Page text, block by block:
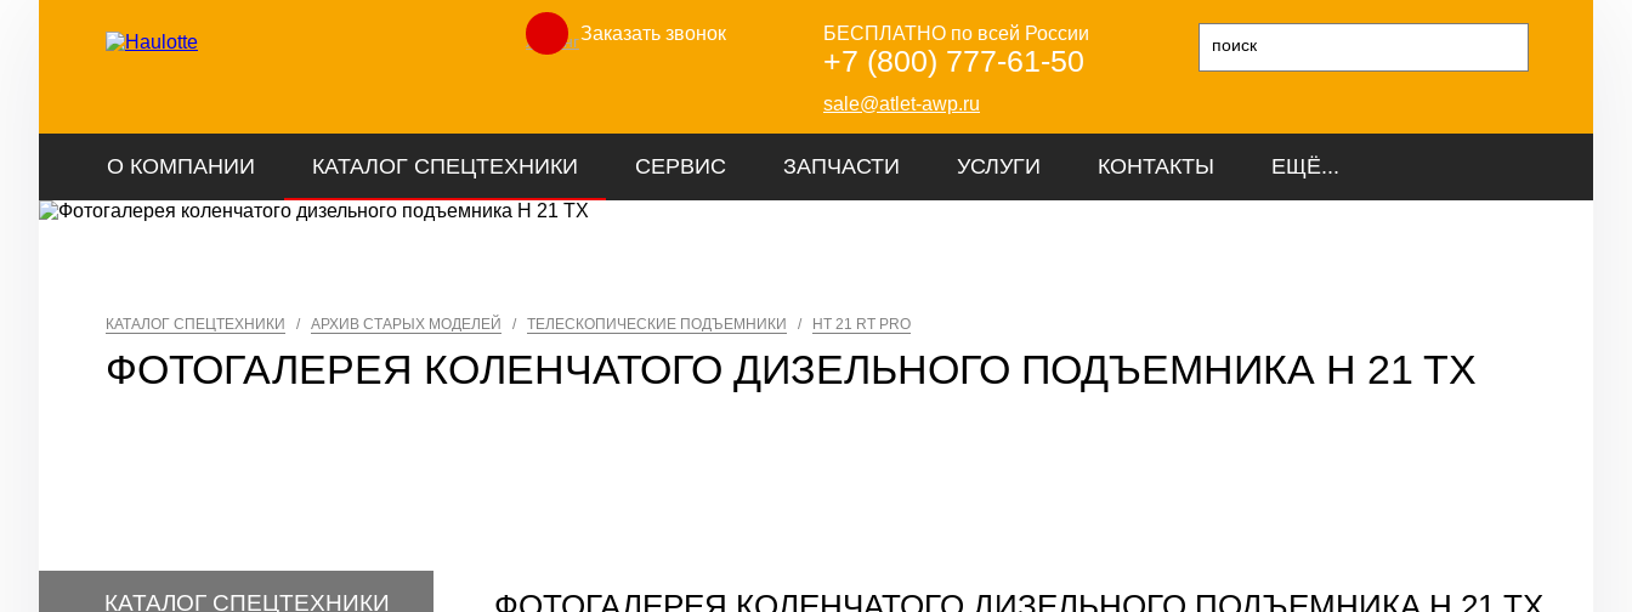
ЛизингЗаказать звонок БЕСПЛАТНО по всей России
+7 (800) 777-61-50
sale@atlet-awp.ru
О КОМПАНИИ КАТАЛОГ СПЕЦТЕХНИКИ СЕРВИС ЗАПЧАСТИ УСЛУГИ КОНТАКТЫ ЕЩЁ...
КАТАЛОГ СПЕЦТЕХНИКИ / АРХИВ СТАРЫХ МОДЕЛЕЙ / ТЕЛЕСКОПИЧЕСКИЕ ПОДЪЕМНИКИ / HT 21 RT PRO
ФОТОГАЛЕРЕЯ КОЛЕНЧАТОГО ДИЗЕЛЬНОГО ПОДЪЕМНИКА H 21 TX
КАТАЛОГ СПЕЦТЕХНИКИ